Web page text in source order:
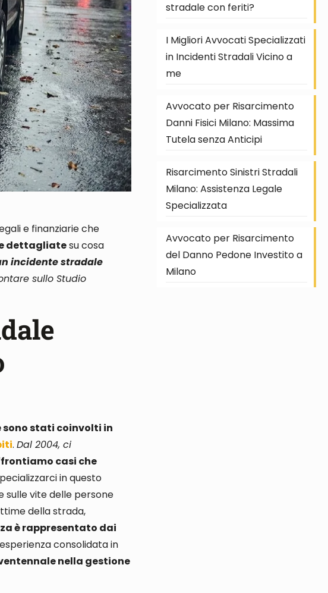
e finanziarie che
dettagliatesu cosa
incidente stradale
sullo Studio
sono stati coinvolti in
.Dal 2004, ci
casi che
in questo
sulle vite delle persone
della strada,
è rappresentato dai
consolidata in
nella gestione
stradale con feriti?
I Migliori Avvocati Specializzati
in Incidenti Stradali Vicino a
me
Avvocato per Risarcimento
Danni Fisici Milano: Massima
Tutela senza Anticipi
Risarcimento Sinistri Stradali
Milano: Assistenza Legale
Specializzata
Avvocato per Risarcimento
del Danno Pedone Investito a
Milano